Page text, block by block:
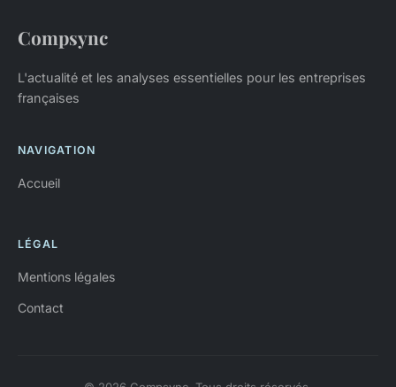
Compsync
L'actualité et les analyses essentielles pour les entreprises
françaises
NAVIGATION
Accueil
LÉGAL
Mentions légales
Contact